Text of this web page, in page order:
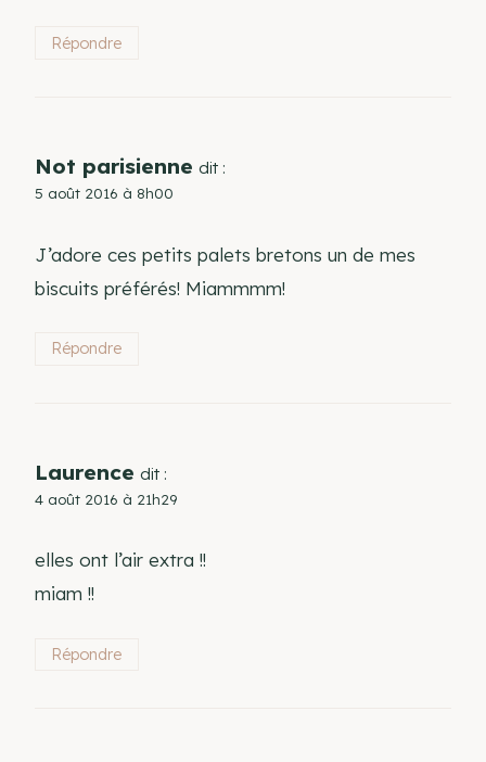
Répondre
Not parisienne dit :
5 août 2016 à 8h00
J’adore ces petits palets bretons un de mes
biscuits préférés! Miammmm!
Répondre
Laurence dit :
4 août 2016 à 21h29
elles ont l’air extra !!
miam !!
Répondre